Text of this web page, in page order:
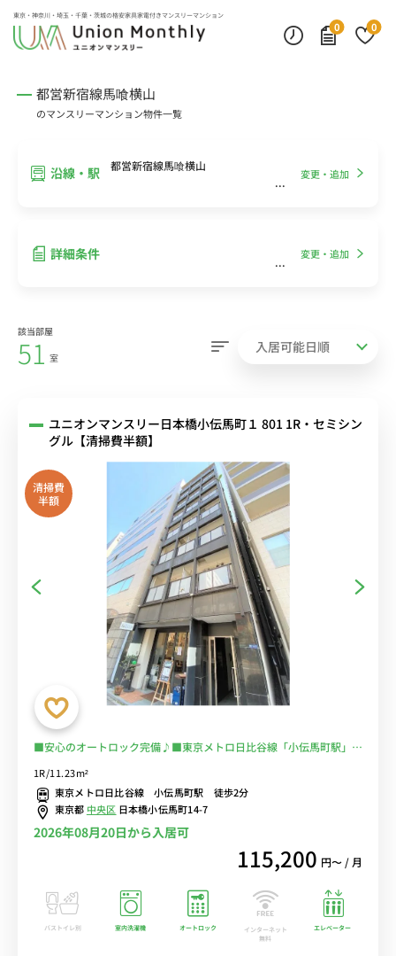
東京・神奈川・埼玉・千葉・茨城の格安家具家電付きマンスリーマンション
0
0
都営新宿線馬喰横山
のマンスリーマンション物件一覧
沿線・駅 都営新宿線馬喰横山
変更・追加
詳細条件 変更・追加
該当部屋
51 室
ユニオンマンスリー日本橋小伝馬町１ 801 1R・セミシン
グル【清掃費半額】
清掃費
半額
■安心のオートロック完備♪■東京メトロ日比谷線「小伝馬町駅」徒
1R/11.23m²
東京メトロ日比谷線 小伝馬町駅 徒歩2分
東京都 中央区 日本橋小伝馬町14-7
2026年08月20日から入居可
115,200 円〜 / 月
バストイレ別 室内洗濯機 オートロック
インターネット
無料
エレベーター